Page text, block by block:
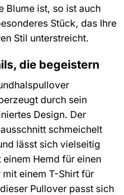
Blume ist, so ist auch
Stück, das Ihre
Stil unterstreicht.
die begeistern
durch sein
Design. Der
schmeichelt
lässt sich vielseitig
Hemd für einen
einem T-Shirt für
Pullover passt sich